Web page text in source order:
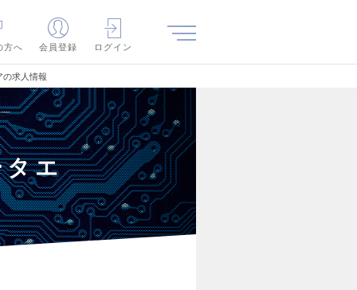
方へ 会員登録 ログイン
の求人情報
タエ